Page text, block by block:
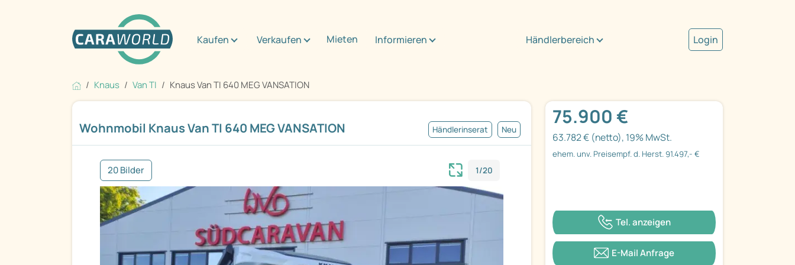
Kaufen Verkaufen Mieten Informieren Händlerbereich Login
Knaus Van TI Knaus Van TI 640 MEG VANSATION
Wohnmobil Knaus Van TI 640 MEG VANSATION Händlerinserat Neu
20 Bilder 1/20
75.900 €
63.782 € (netto), 19% MwSt.
ehem. unv. Preisempf. d. Herst. 91.497,- €
Tel. anzeigen
E-Mail Anfrage